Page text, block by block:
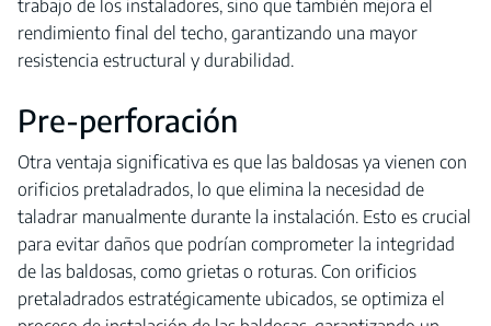
trabajo de los instaladores, sino que también mejora el
rendimiento final del techo, garantizando una mayor
resistencia estructural y durabilidad.
Pre-perforación
Otra ventaja significativa es que las baldosas ya vienen con
orificios pretaladrados, lo que elimina la necesidad de
taladrar manualmente durante la instalación. Esto es crucial
para evitar daños que podrían comprometer la integridad
de las baldosas, como grietas o roturas. Con orificios
pretaladrados estratégicamente ubicados, se optimiza el